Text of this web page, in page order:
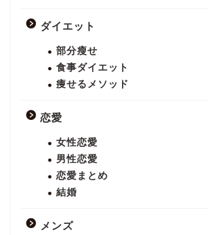
ダイエット
部分瘦せ
食事ダイエット
痩せるメソッド
恋愛
女性恋愛
男性恋愛
恋愛まとめ
結婚
メンズ